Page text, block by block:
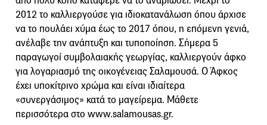
2012 το καλλιεργούσε για ιδιοκατανάλωση όπου άρχισε
να το πουλάει χύμα έως το 2017 όπου, η επόμενη γενιά,
ανέλαβε την ανάπτυξη και τυποποίηση. Σήμερα 5
παραγωγοί συμβολαιακής γεωργίας, καλλιεργούν άφκο
για λογαριασμό της οικογένειας Σαλαμουσά. Ο Άφκος
έχει υποκίτρινο χρώμα και είναι ιδιαίτερα
«συνεργάσιμος» κατά το μαγείρεμα. Μάθετε
περισσότερα στο www.salamousas.gr.